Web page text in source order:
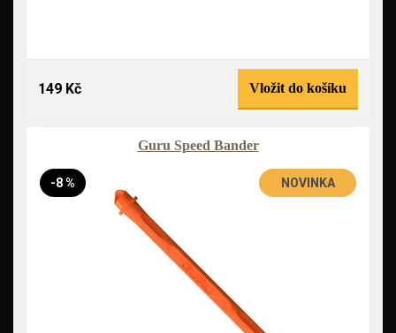
149 Kč Vložit do košíku
Guru Speed Bander
-8 % NOVINKA